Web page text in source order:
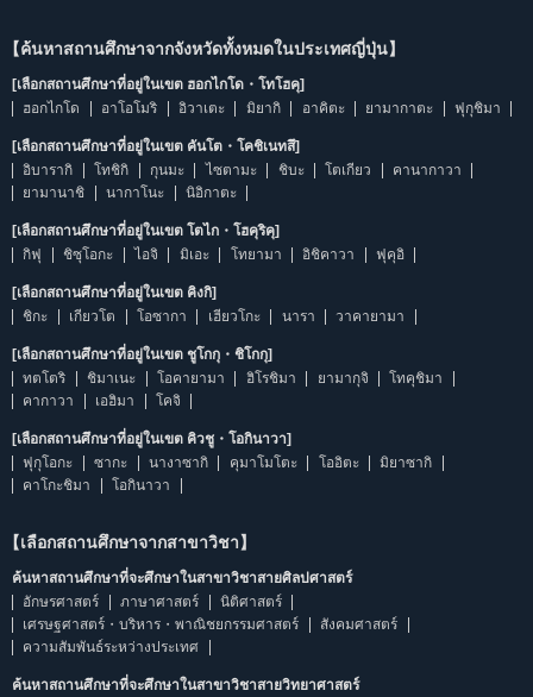
【ค้นหาสถานศึกษาจากจังหวัดทั้งหมดในประเทศญี่ปุ่น】
[เลือกสถานศึกษาที่อยู่ในเขต ฮอกไกโด・โทโฮคุ]
ฮอกไกโด
อาโอโมริ อิวาเตะ มิยากิ อาคิตะ ยามากาตะ ฟุกุชิมา
[เลือกสถานศึกษาที่อยู่ในเขต คันโต・โคชิเนทสึ]
อิบารากิ
โทชิกิ กุนมะ ไซตามะ ชิบะ โตเกียว
คานากาวา
ยามานาชิ
นากาโนะ นิอิกาตะ
[เลือกสถานศึกษาที่อยู่ในเขต โตไก・โฮคุริคุ]
กิฟุ
ชิซุโอกะ ไอจิ มิเอะ โทยามา อิชิคาวา ฟุคุอิ
[เลือกสถานศึกษาที่อยู่ในเขต คิงกิ]
ชิกะ
เกียวโต โอซากา เฮียวโกะ นารา วาคายามา
[เลือกสถานศึกษาที่อยู่ในเขต ชูโกกุ・ชิโกกุ]
ทตโตริ
ชิมาเนะ โอคายามา ฮิโรชิมา ยามากุจิ
โทคุชิมา
คากาวา
เอฮิมา โคจิ
[เลือกสถานศึกษาที่อยู่ในเขต คิวชู・โอกินาวา]
ฟุกุโอกะ
ซากะ นางาซากิ คุมาโมโตะ โออิตะ
มิยาซากิ
คาโกะชิมา
โอกินาวา
【เลือกสถานศึกษาจากสาขาวิชา】
ค้นหาสถานศึกษาที่จะศึกษาในสาขาวิชาสายศิลปศาสตร์
อักษรศาสตร์
ภาษาศาสตร์
นิติศาสตร์
เศรษฐศาสตร์・บริหาร・พาณิชยกรรมศาสตร์
สังคมศาสตร์
ความสัมพันธ์ระหว่างประเทศ
ค้นหาสถานศึกษาที่จะศึกษาในสาขาวิชาสายวิทยาศาสตร์